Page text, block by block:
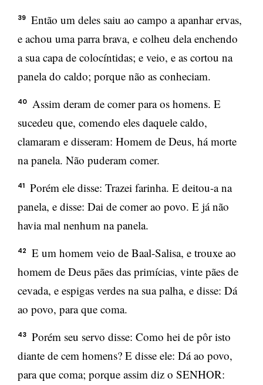
39
Então um deles saiu ao campo a apanhar ervas,
e achou uma parra brava, e colheu dela enchendo
a sua capa de colocíntidas; e veio, e as cortou na
panela do caldo; porque não as conheciam.
40
Assim deram de comer para os homens. E
sucedeu que, comendo eles daquele caldo,
clamaram e disseram: Homem de Deus, há morte
na panela. Não puderam comer.
41
Porém ele disse: Trazei farinha. E deitou-a na
panela, e disse: Dai de comer ao povo. E já não
havia mal nenhum na panela.
42
E um homem veio de Baal-Salisa, e trouxe ao
homem de Deus pães das primícias, vinte pães de
cevada, e espigas verdes na sua palha, e disse: Dá
ao povo, para que coma.
43
Porém seu servo disse: Como hei de pôr isto
diante de cem homens? E disse ele: Dá ao povo,
para que coma; porque assim diz o SENHOR: